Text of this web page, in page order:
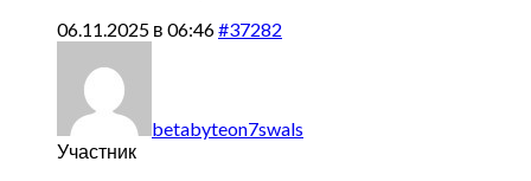
06.11.2025 в 06:46#37282
betabyteon7swals
Участник